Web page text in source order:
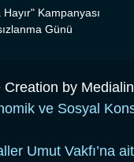
Kampanyası
Günü
Creation by
ve Sosyal
Umut Vakfı’na